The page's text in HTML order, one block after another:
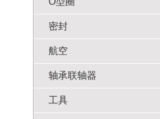
密封
航空
轴承联轴器
工具